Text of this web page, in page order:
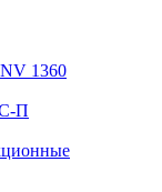
1360
П